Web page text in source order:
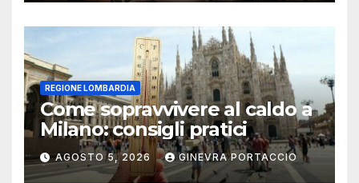
REGIONE LOMBARDIA
Come sopravvivere al caldo a
Milano: consigli pratici
AGOSTO 5, 2026 GINEVRA PORTACCIO